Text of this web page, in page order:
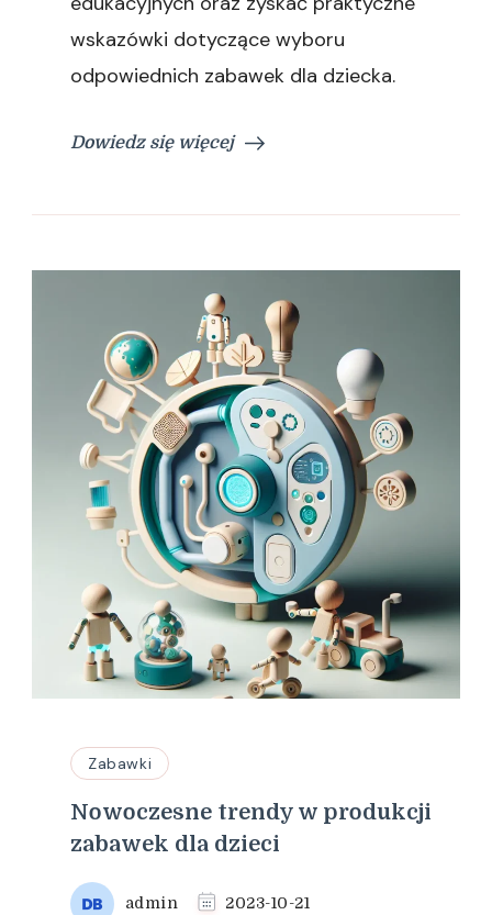
wskazówki dotyczące wyboru
odpowiednich zabawek dla dziecka.
Dowiedz się więcej
Zabawki
Nowoczesne trendy w produkcji
zabawek dla dzieci
admin 2023-10-21